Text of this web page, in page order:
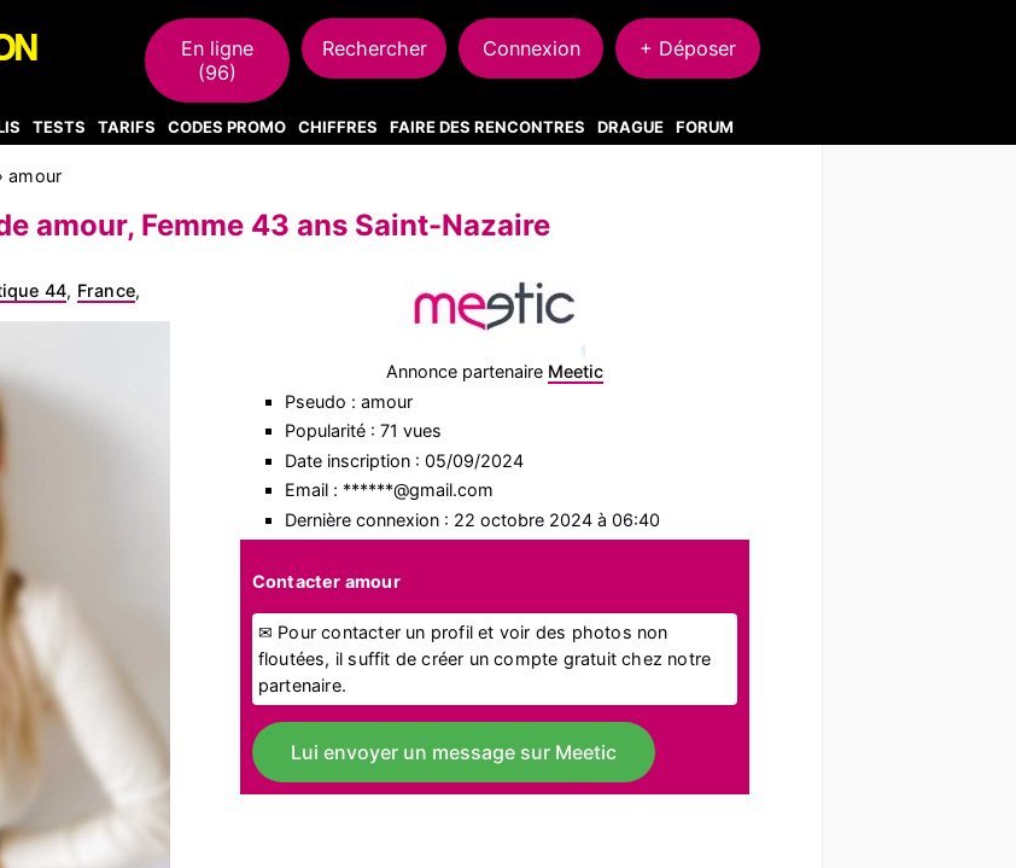
En ligne
(96)
Rechercher Connexion + Déposer
TESTS TARIFS CODES PROMO CHIFFRES FAIRE DES RENCONTRES DRAGUE FORUM
amour
amour, Femme 43 ans Saint-Nazaire
44, France,
Annonce partenaire Meetic
Pseudo : amour
Popularité : 71 vues
Date inscription : 05/09/2024
Email : ******@gmail.com
Dernière connexion : 22 octobre 2024 à 06:40
Contacter amour
✉ Pour contacter un profil et voir des photos non
floutées, il suffit de créer un compte gratuit chez notre
partenaire.
Lui envoyer un message sur Meetic